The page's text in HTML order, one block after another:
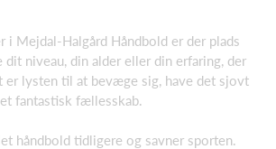
i Mejdal-Halgård Håndbold er der plads
niveau, din alder eller din erfaring, der
er lysten til at bevæge sig, have det sjovt
fantastisk fællesskab.
håndbold tidligere og savner sporten.